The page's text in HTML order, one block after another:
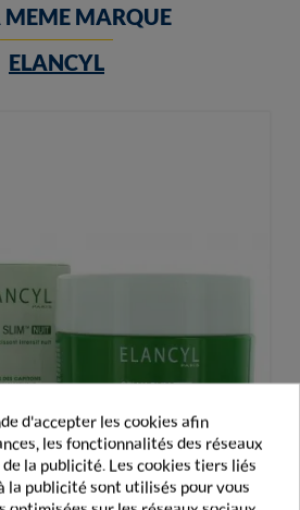
MEME MARQUE
ELANCYL
d'accepter les cookies afin
les fonctionnalités des réseaux
la publicité. Les cookies tiers liés
la publicité sont utilisés pour vous